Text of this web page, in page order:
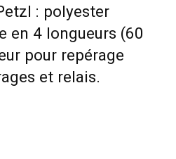
: polyester
en 4 longueurs (60
pour repérage
et relais.